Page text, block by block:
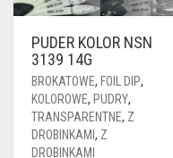
PUDER KOLOR NSN
3139 14G
BROKATOWE, FOIL DIP,
KOLOROWE, PUDRY,
TRANSPARENTNE, Z
DROBINKAMI , Z
DROBINKAMI